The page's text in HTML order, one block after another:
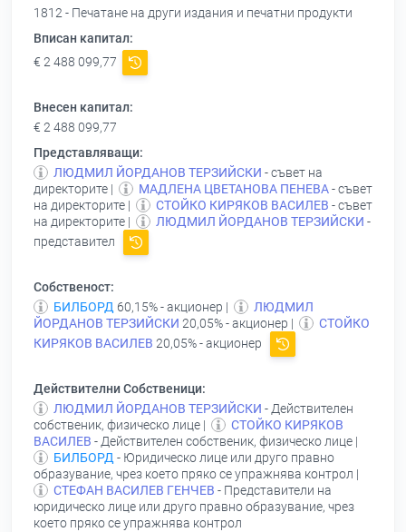
1812 - Печатане на други издания и печатни продукти
Вписан капитал:
€ 2 488 099,77
Внесен капитал:
€ 2 488 099,77
Представляващи:
ЛЮДМИЛ ЙОРДАНОВ ТЕРЗИЙСКИ - съвет на
директорите |
МАДЛЕНА ЦВЕТАНОВА ПЕНЕВА- съвет
на директорите |
СТОЙКО КИРЯКОВ ВАСИЛЕВ - съвет
на директорите |
ЛЮДМИЛ ЙОРДАНОВ ТЕРЗИЙСКИ -
представител
Собственост:
БИЛБОРД 60,15% - акционер |
ЛЮДМИЛ
ЙОРДАНОВ ТЕРЗИЙСКИ 20,05% - акционер |
СТОЙКО
КИРЯКОВ ВАСИЛЕВ 20,05% - акционер
Действителни Собственици:
ЛЮДМИЛ ЙОРДАНОВ ТЕРЗИЙСКИ - Действителен
собственик, физическо лице |
СТОЙКО КИРЯКОВ
ВАСИЛЕВ - Действителен собственик, физическо лице |
БИЛБОРД- Юридическо лице или друго правно
образувание, чрез което пряко се упражнява контрол |
СТЕФАН ВАСИЛЕВ ГЕНЧЕВ - Представители на
юридическо лице или друго правно образувание, чрез
което пряко се упражнява контрол